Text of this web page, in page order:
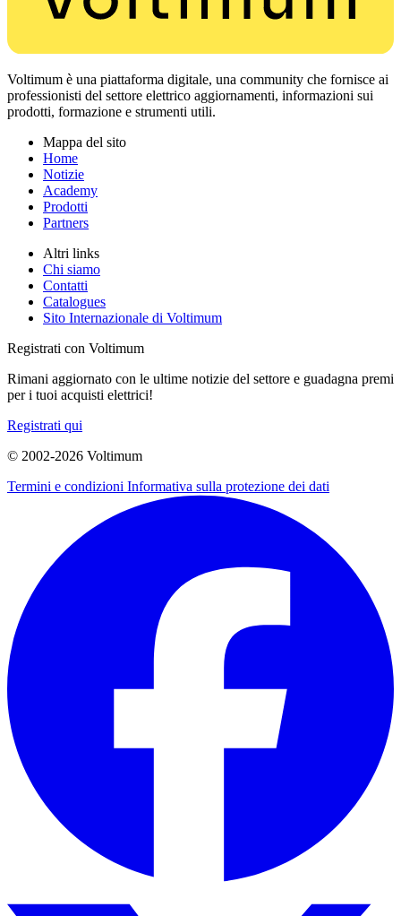
Voltimum è una piattaforma digitale, una community che fornisce ai
professionisti del settore elettrico aggiornamenti, informazioni sui
prodotti, formazione e strumenti utili.
Mappa del sito
Home
Notizie
Academy
Prodotti
Partners
Altri links
Chi siamo
Contatti
Catalogues
Sito Internazionale di Voltimum
Registrati con Voltimum
Rimani aggiornato con le ultime notizie del settore e guadagna premi
per i tuoi acquisti elettrici!
Registrati qui
© 2002-2026 Voltimum
Termini e condizioni Informativa sulla protezione dei dati